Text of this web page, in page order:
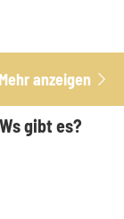
Mehr anzeigen 
gibt es?